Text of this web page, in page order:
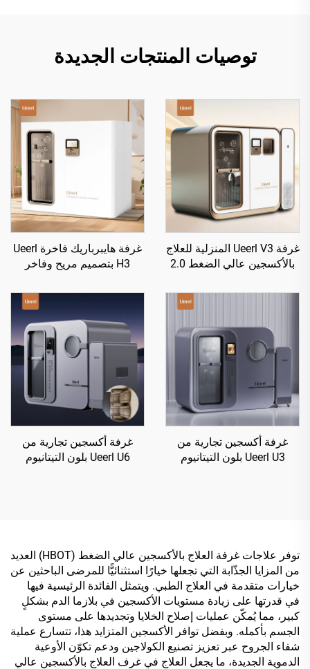
توصيات المنتجات الجديدة
غرفة Ueerl V3 المنزلية للعلاج
بالأكسجين عالي الضغط 2.0
ومتطورة لإنتاج الأكسجين
غرفة هايبرباريك فاخرة Ueerl
H3 بتصميم مريح وفاخر
بالصحة
غرفة أكسجين تجارية من
Ueerl U3 بلون التيتانيوم
غرفة أكسجين تجارية من
Ueerl U6 بلون التيتانيوم
توفر علاجات غرفة العلاج بالأكسجين عالي الضغط (HBOT) العديد
من المزايا الجذّابة التي تجعلها خيارًا استثنائيًّا للمرضى الباحثين عن
خيارات متقدمة في العلاج الطبي. ويتمثل الفائدة الرئيسية فيها
في قدرتها على زيادة مستويات الأكسجين في بلازما الدم بشكلٍ
كبير، مما يُمكّن عمليات إصلاح الخلايا وتجديدها على مستوى
الجسم بأكمله. وبفضل توافر الأكسجين المتزايد هذا، تتسارع عملية
شفاء الجروح عبر تعزيز تصنيع الكولاجين ودعم تكوّن الأوعية
الدموية الجديدة، ما يجعل العلاج في غرف العلاج بالأكسجين عالي